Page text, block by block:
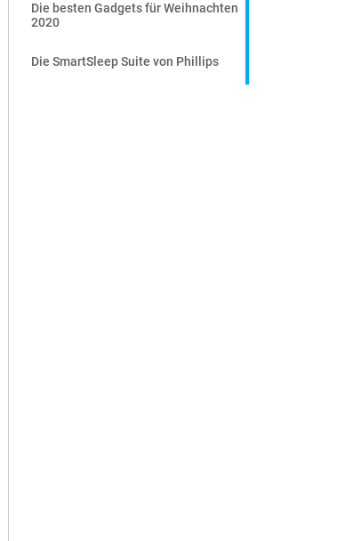
Die besten Gadgets für Weihnachten
2020
Die SmartSleep Suite von Phillips